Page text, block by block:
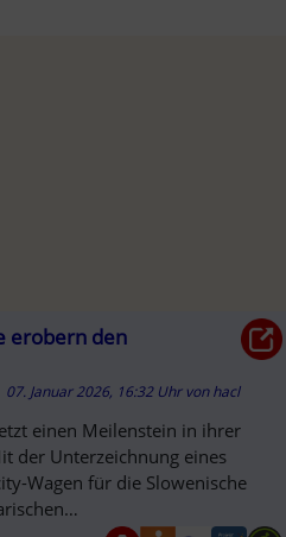
erobern den
07. Januar 2026, 16:32 Uhr vonhacl
einen Meilenstein in ihrer
der Unterzeichnung eines
Wagen für die Slowenische